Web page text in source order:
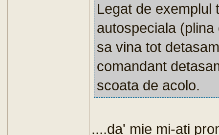
Legat de exemplul
autospeciala
sa vina tot
comandant
scoata de acolo.
....da' mie mi-ati